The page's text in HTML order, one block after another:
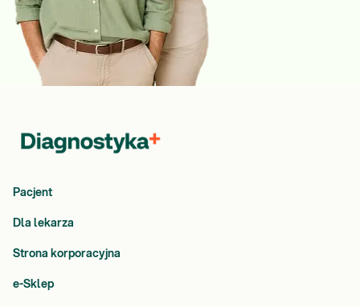
Pacjent
Dla lekarza
Strona korporacyjna
e-Sklep